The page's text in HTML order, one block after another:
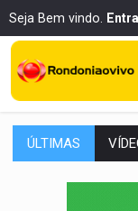
Seja Bem vindo.
ÚLTIMAS